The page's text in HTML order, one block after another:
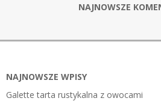
NAJNOWSZE
NAJNOWSZE WPISY
Galette tarta rustykalna z owocami